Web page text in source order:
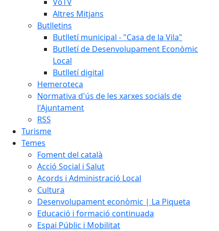
Altres Mitjans
Butlletins
Butlletí municipal - "Casa de la Vila"
Butlletí de Desenvolupament Econòmic
Local
Butlletí digital
Hemeroteca
Normativa d'ús de les xarxes socials de
l'Ajuntament
RSS
Turisme
Temes
Foment del català
Acció Social i Salut
Acords i Administració Local
Cultura
Desenvolupament econòmic | La Piqueta
Educació i formació continuada
Espai Públic i Mobilitat